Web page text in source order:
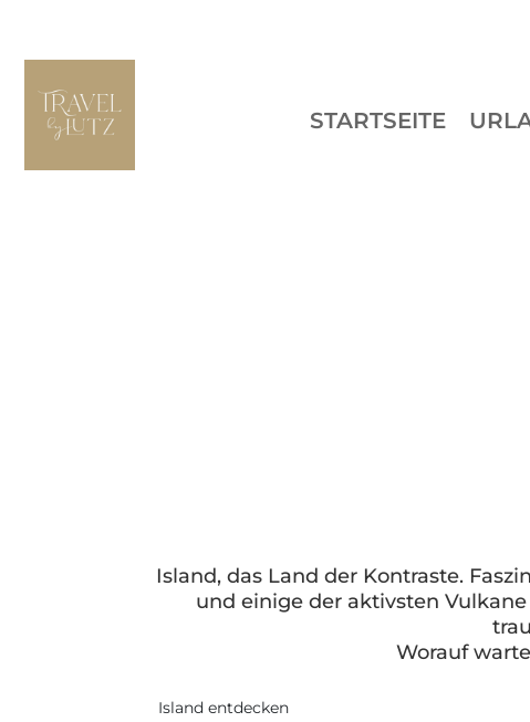
STARTSEITE
Island, das Land der Kontraste.
und einige der aktivsten
Worauf
Island entdecken